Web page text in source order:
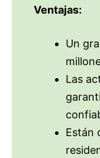
Ventajas:
Un
Las
Están